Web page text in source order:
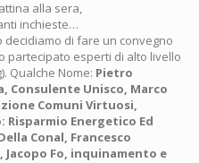
alla sera,
inchieste…
decidiamo di fare un convegno
partecipato esperti di alto livello
Qualche Nome: Pietro
Consulente Unisco, Marco
Comuni Virtuosi,
Risparmio Energetico Ed
Conal, Francesco
Fo, inquinamento e